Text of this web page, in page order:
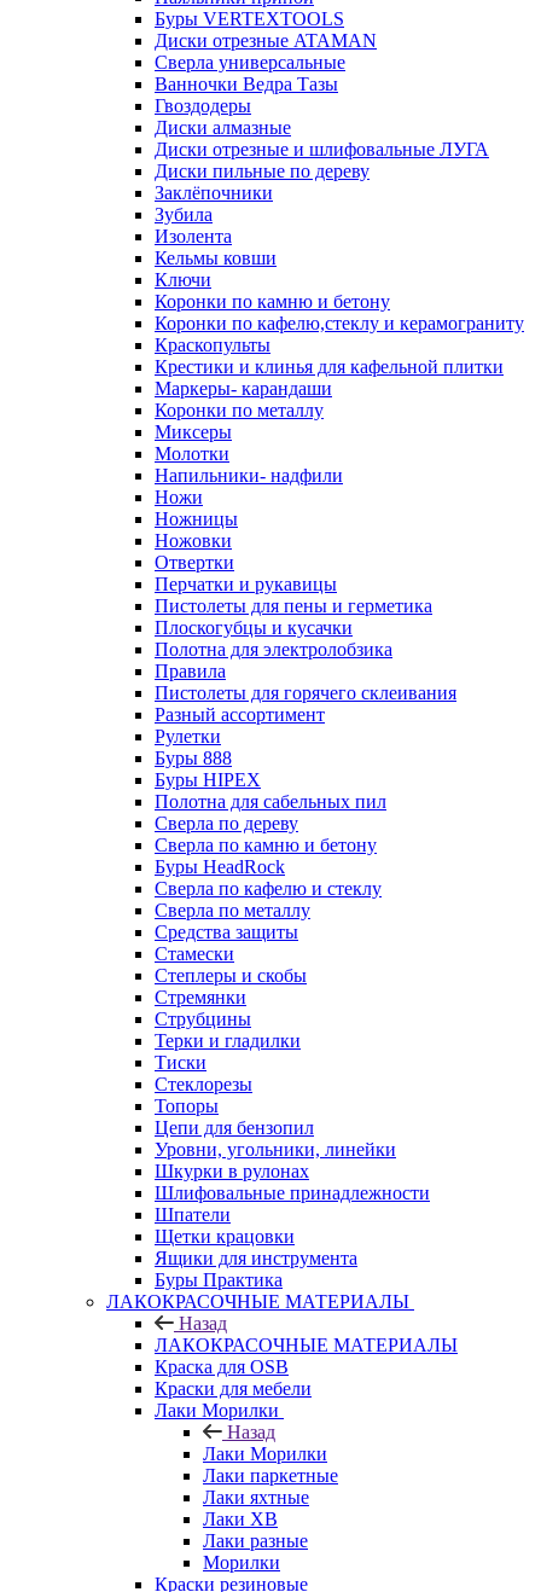
Буры VERTEXTOOLS
Диски отрезные ATAMAN
Сверла универсальные
Ванночки Ведра Тазы
Гвоздодеры
Диски алмазные
Диски отрезные и шлифовальные ЛУГА
Диски пильные по дереву
Заклёпочники
Зубила
Изолента
Кельмы ковши
Ключи
Коронки по камню и бетону
Коронки по кафелю,стеклу и керамограниту
Краскопульты
Крестики и клинья для кафельной плитки
Маркеры- карандаши
Коронки по металлу
Миксеры
Молотки
Напильники- надфили
Ножи
Ножницы
Ножовки
Отвертки
Перчатки и рукавицы
Пистолеты для пены и герметика
Плоскогубцы и кусачки
Полотна для электролобзика
Правила
Пистолеты для горячего склеивания
Разный ассортимент
Рулетки
Буры 888
Буры HIPEX
Полотна для сабельных пил
Сверла по дереву
Сверла по камню и бетону
Буры HeadRock
Сверла по кафелю и стеклу
Сверла по металлу
Средства защиты
Стамески
Степлеры и скобы
Стремянки
Струбцины
Терки и гладилки
Тиски
Стеклорезы
Топоры
Цепи для бензопил
Уровни, угольники, линейки
Шкурки в рулонах
Шлифовальные принадлежности
Шпатели
Щетки крацовки
Ящики для инструмента
Буры Практика
ЛАКОКРАСОЧНЫЕ МАТЕРИАЛЫ
Назад
ЛАКОКРАСОЧНЫЕ МАТЕРИАЛЫ
Краска для OSB
Краски для мебели
Лаки Морилки
Назад
Лаки Морилки
Лаки паркетные
Лаки яхтные
Лаки ХВ
Лаки разные
Морилки
Краски резиновые